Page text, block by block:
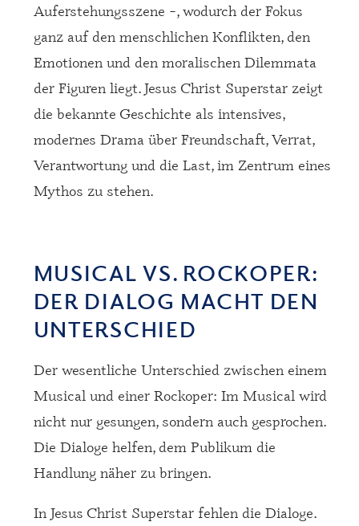
Auferstehungsszene –, wodurch der Fokus
ganz auf den menschlichen Konflikten, den
Emotionen und den moralischen Dilemmata
der Figuren liegt. Jesus Christ Superstar zeigt
die bekannte Geschichte als intensives,
modernes Drama über Freundschaft, Verrat,
Verantwortung und die Last, im Zentrum eines
Mythos zu stehen.
MUSICAL VS. ROCKOPER:
DER DIALOG MACHT DEN
UNTERSCHIED
Der wesentliche Unterschied zwischen einem
Musical und einer Rockoper: Im Musical wird
nicht nur gesungen, sondern auch gesprochen.
Die Dialoge helfen, dem Publikum die
Handlung näher zu bringen.
In Jesus Christ Superstar fehlen die Dialoge.